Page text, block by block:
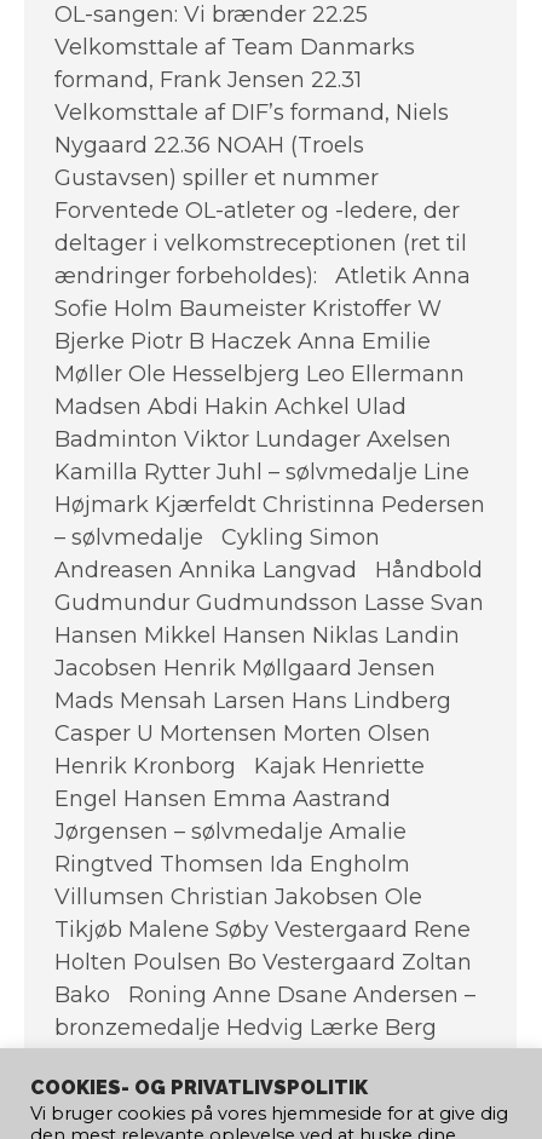
OL-sangen: Vi brænder 22.25
Velkomsttale af Team Danmarks
formand, Frank Jensen 22.31
Velkomsttale af DIF’s formand, Niels
Nygaard 22.36 NOAH (Troels
Gustavsen) spiller et nummer
Forventede OL-atleter og -ledere, der
deltager i velkomstreceptionen (ret til
ændringer forbeholdes): Atletik Anna
Sofie Holm Baumeister Kristoffer W
Bjerke Piotr B Haczek Anna Emilie
Møller Ole Hesselbjerg Leo Ellermann
Madsen Abdi Hakin Achkel Ulad
Badminton Viktor Lundager Axelsen
Kamilla Rytter Juhl – sølvmedalje Line
Højmark Kjærfeldt Christinna Pedersen
– sølvmedalje Cykling Simon
Andreasen Annika Langvad Håndbold
Gudmundur Gudmundsson Lasse Svan
Hansen Mikkel Hansen Niklas Landin
Jacobsen Henrik Møllgaard Jensen
Mads Mensah Larsen Hans Lindberg
Casper U Mortensen Morten Olsen
Henrik Kronborg Kajak Henriette
Engel Hansen Emma Aastrand
Jørgensen – sølvmedalje Amalie
Ringtved Thomsen Ida Engholm
Villumsen Christian Jakobsen Ole
Tikjøb Malene Søby Vestergaard Rene
Holten Poulsen Bo Vestergaard Zoltan
Bako Roning Anne Dsane Andersen –
bronzemedalje Hedvig Lærke Berg
Falch Jakobsen Jacob Jepsen Barsøe –
sølvmedalje Kasper Winther Jørgensen
COOKIES- OG PRIVATLIVSPOLITIK
Vi bruger cookies på vores hjemmeside for at give dig